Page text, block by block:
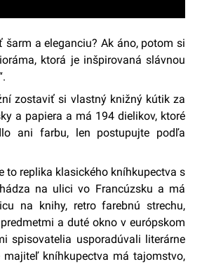
a eleganciu? Ak áno, potom si
ktorá je inšpirovaná slávnou
zostaviť si vlastný knižný kútik za
a papiera a má 194 dielikov, ktoré
ani farbu, len postupujte podľa
to replika klasického kníhkupectva s
na ulici vo Francúzsku a má
na knihy, retro farebnú strechu,
a duté okno v európskom
spisovatelia usporadúvali literárne
kníhkupectva má tajomstvo,